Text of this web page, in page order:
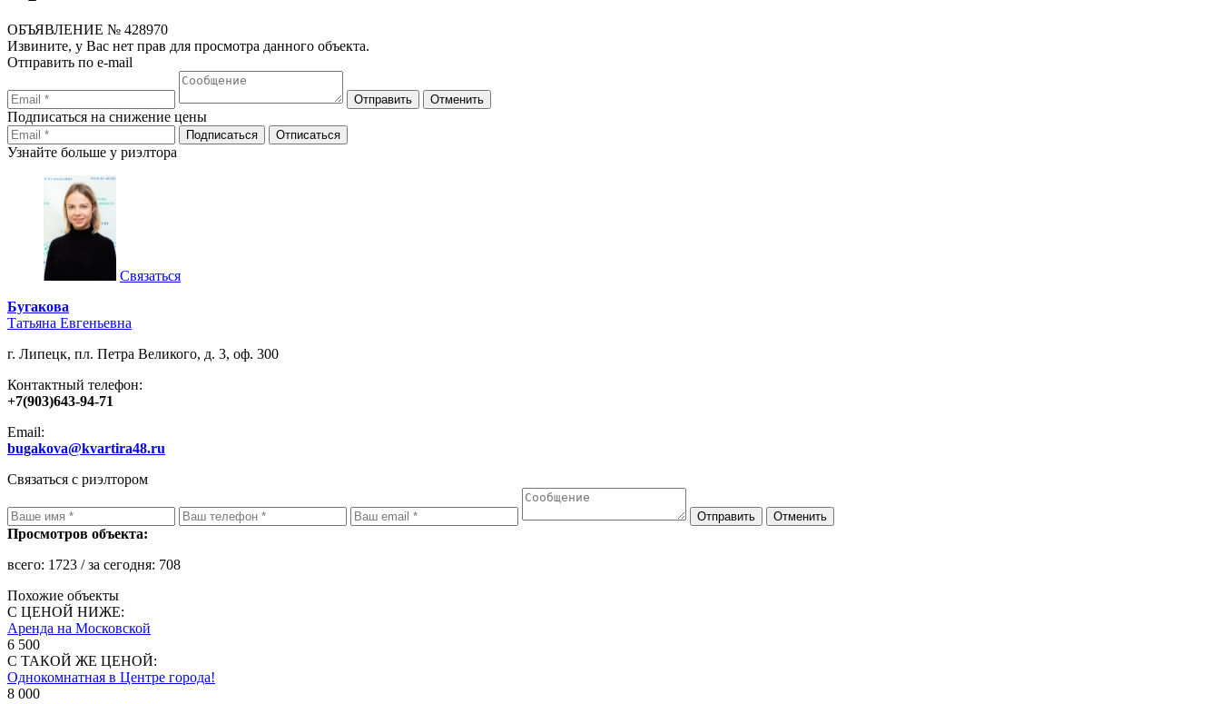
ОБЪЯВЛЕНИЕ № 428970
Извините, у Вас нет прав для просмотра данного объекта.
Отправить по e-mail
Подписаться на снижение цены
Узнайте больше у риэлтора
Связаться
Бугакова
Татьяна Евгеньевна
г. Липецк, пл. Петра Великого, д. 3, оф. 300
Контактный телефон:
+7(903)643-94-71
Email:
bugakova@kvartira48.ru
Связаться с риэлтором
Просмотров объекта:
всего: 1723 / за сегодня: 708
Похожие объекты
С ЦЕНОЙ НИЖЕ:
Аренда на Московской
6 500
С ТАКОЙ ЖЕ ЦЕНОЙ:
Однокомнатная в Центре города!
8 000